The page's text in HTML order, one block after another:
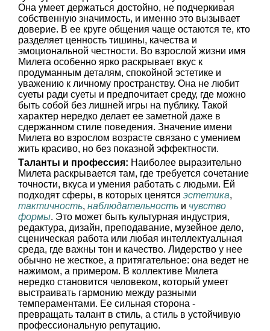
Она умеет держаться достойно, не подчеркивая
собственную значимость, и именно это вызывает
доверие. В ее круге общения чаще остаются те, кто
разделяет ценность тишины, качества и
эмоциональной честности. Во взрослой жизни имя
Милета особенно ярко раскрывает вкус к
продуманным деталям, спокойной эстетике и
уважению к личному пространству. Она не любит
суеты ради суеты и предпочитает среду, где можно
быть собой без лишней игры на публику. Такой
характер нередко делает ее заметной даже в
сдержанном стиле поведения. Значение имени
Милета во взрослом возрасте связано с умением
жить красиво, но без показной эффектности.
Таланты и профессия: Наиболее выразительно
Милета раскрывается там, где требуется сочетание
точности, вкуса и умения работать с людьми. Ей
подходят сферы, в которых ценятся эстетика,
тактичность, наблюдательность и чувство
формы. Это может быть культурная индустрия,
редактура, дизайн, преподавание, музейное дело,
сценическая работа или любая интеллектуальная
среда, где важны тон и качество. Лидерство у нее
обычно не жесткое, а притягательное: она ведет не
нажимом, а примером. В коллективе Милета
нередко становится человеком, который умеет
выстраивать гармонию между разными
темпераментами. Ее сильная сторона -
превращать талант в стиль, а стиль в устойчивую
профессиональную репутацию.